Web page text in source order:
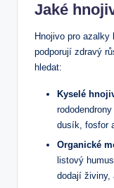
Jaké​
Hnojivo pro
podporují zdravý
hledat:
Kyselé
dusík, fosfor
Organické
listový
dodají živiny,